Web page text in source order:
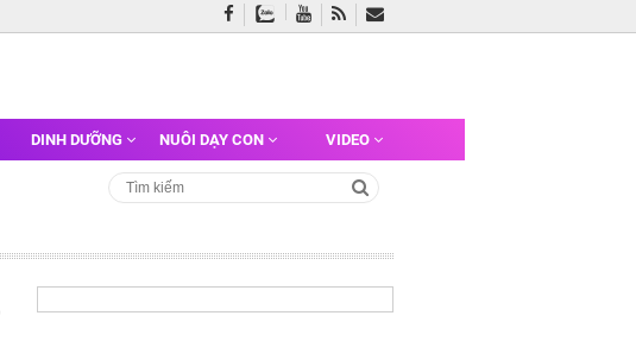
DINH DƯỠNG NUÔI DẠY CON VIDEO